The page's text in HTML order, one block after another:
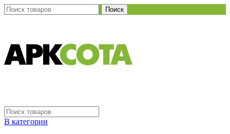
Поиск
В категории